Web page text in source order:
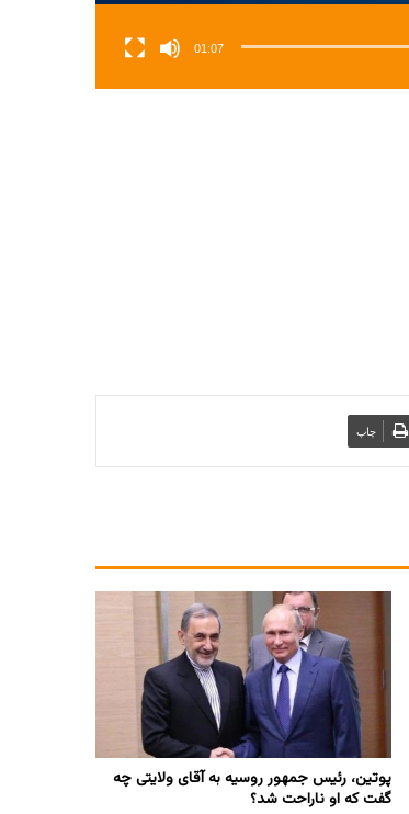
01:07
چاپ
پوتین، رئیس جمهور روسیه به آقای ولایتی چه
گفت که او ناراحت شد؟